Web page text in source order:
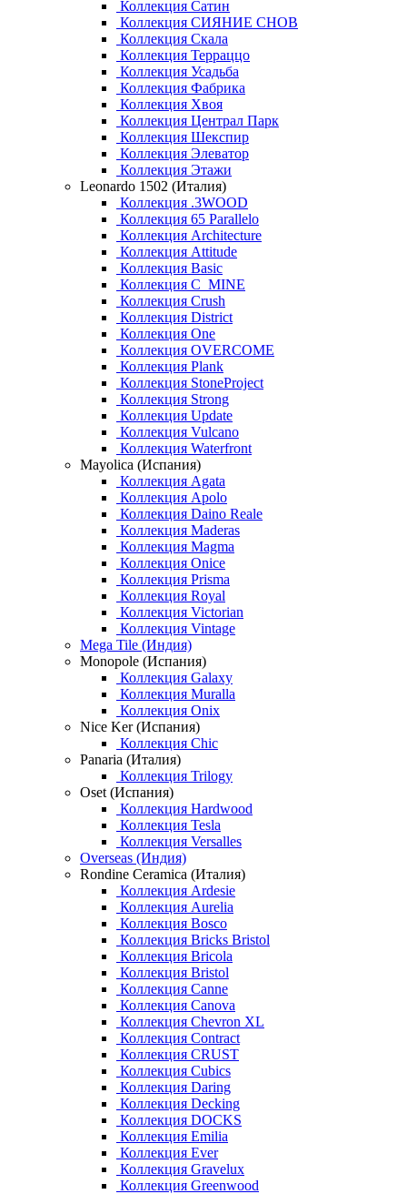
Коллекция Сатин
Коллекция СИЯНИЕ СНОВ
Коллекция Скала
Коллекция Терраццо
Коллекция Усадьба
Коллекция Фабрика
Коллекция Хвоя
Коллекция Централ Парк
Коллекция Шекспир
Коллекция Элеватор
Коллекция Этажи
Leonardo 1502 (Италия)
Коллекция .3WOOD
Коллекция 65 Parallelo
Коллекция Architecture
Коллекция Attitude
Коллекция Basic
Коллекция C_MINE
Коллекция Crush
Коллекция District
Коллекция One
Коллекция OVERCOME
Коллекция Plank
Коллекция StoneProject
Коллекция Strong
Коллекция Update
Коллекция Vulcano
Коллекция Waterfront
Mayolica (Испания)
Коллекция Agata
Коллекция Apolo
Коллекция Daino Reale
Коллекция Maderas
Коллекция Magma
Коллекция Onice
Коллекция Prisma
Коллекция Royal
Коллекция Victorian
Коллекция Vintage
Mega Tile (Индия)
Monopole (Испания)
Коллекция Galaxy
Коллекция Muralla
Коллекция Onix
Nice Ker (Испания)
Коллекция Chic
Panaria (Италия)
Коллекция Trilogy
Oset (Испания)
Коллекция Hardwood
Коллекция Tesla
Коллекция Versalles
Overseas (Индия)
Rondine Ceramica (Италия)
Коллекция Ardesie
Коллекция Aurelia
Коллекция Bosco
Коллекция Bricks Bristol
Коллекция Bricola
Коллекция Bristol
Коллекция Canne
Коллекция Canova
Коллекция Chevron XL
Коллекция Contract
Коллекция CRUST
Коллекция Cubics
Коллекция Daring
Коллекция Decking
Коллекция DOCKS
Коллекция Emilia
Коллекция Ever
Коллекция Gravelux
Коллекция Greenwood